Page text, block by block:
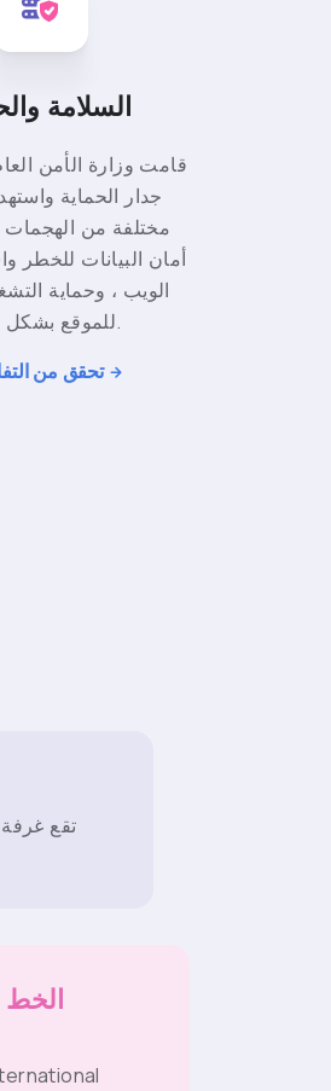
السلامة
قامت وزارة الأمن
جدار الحماية
مختلفة من
أمان البيانات للخطر
الويب ، وحماية
للموقع بشكل فعال.
تحقق من
تقع